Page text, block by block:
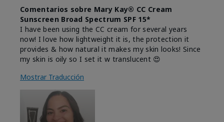
Comentarios sobre Mary Kay® CC Cream
Sunscreen Broad Spectrum SPF 15*
I have been using the CC cream for several years
now! I love how lightweight it is, the protection it
provides & how natural it makes my skin looks! Since
my skin is oily so I set it w translucent 😍
Mostrar Traducción